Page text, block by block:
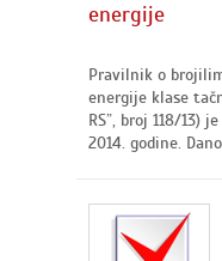
energije
Pravilnik o
energije klase
RS”, broj 118/13)
2014. godine.